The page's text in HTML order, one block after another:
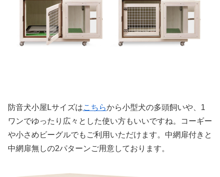
防音犬小屋Lサイズはこ ちらから小型犬の多頭飼いや、1
ワンでゆったり広々とした使い方もいいですね。コーギー
や小さめビーグルでもご利用いただけます。中網扉付きと
中網扉無しの2パターンご用意しております。